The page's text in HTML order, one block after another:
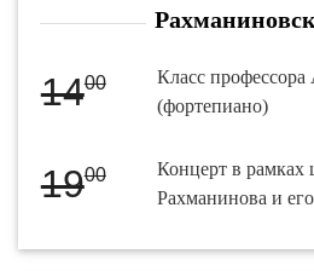
1400
Класс
(фортепиано)
1900
Концерт в рамках
Рахманинова и его